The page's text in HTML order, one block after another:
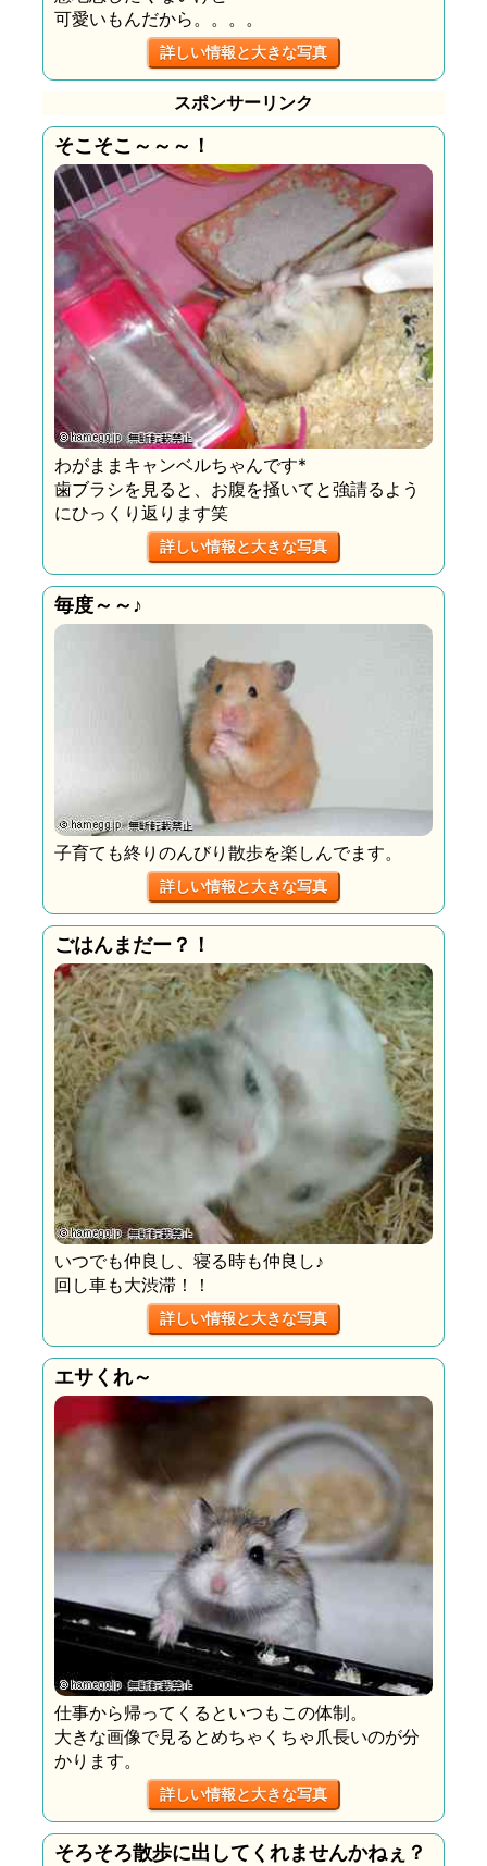
可愛いもんだから。。。。
詳しい情報と大きな写真
スポンサーリンク
そこそこ～～～！
わがままキャンベルちゃんです*
歯ブラシを見ると、お腹を掻いてと強請るよう
にひっくり返ります笑
詳しい情報と大きな写真
毎度～～♪
子育ても終りのんびり散歩を楽しんでます。
詳しい情報と大きな写真
ごはんまだー？！
いつでも仲良し、寝る時も仲良し♪
回し車も大渋滞！！
詳しい情報と大きな写真
エサくれ～
仕事から帰ってくるといつもこの体制。
大きな画像で見るとめちゃくちゃ爪長いのが分
かります。
詳しい情報と大きな写真
そろそろ散歩に出してくれませんかねぇ？